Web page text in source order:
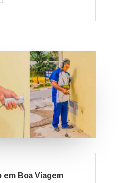
em Boa Viagem